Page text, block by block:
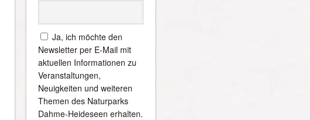
Ja, ich möchte den
Newsletter per E-Mail mit
aktuellen Informationen zu
Veranstaltungen,
Neuigkeiten und weiteren
Themen des Naturparks
Dahme-Heideseen erhalten.